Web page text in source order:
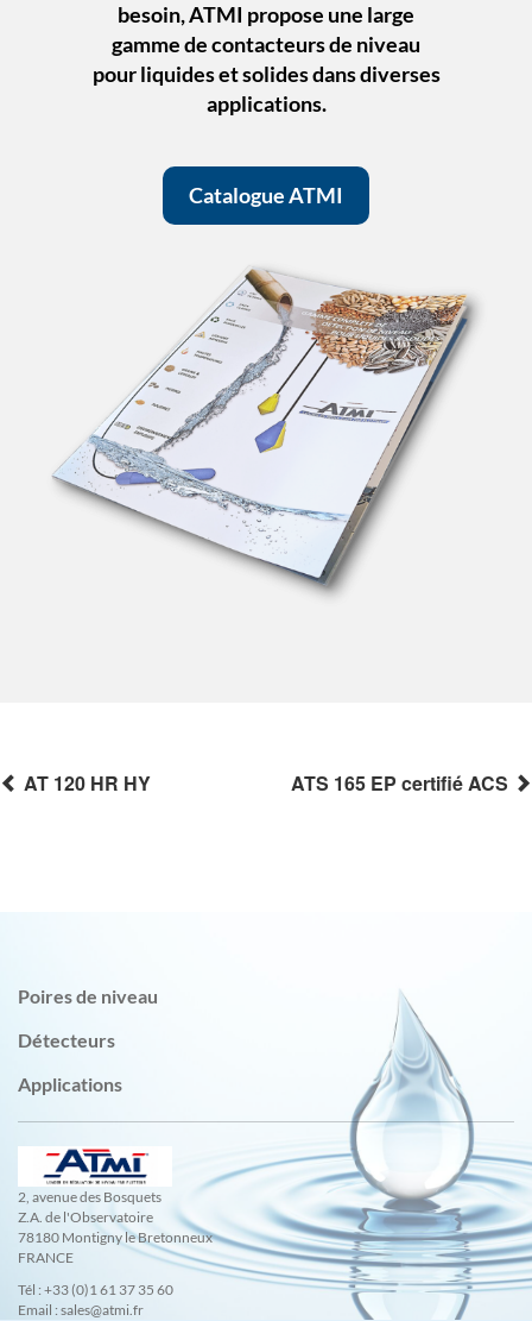
besoin, ATMI propose une large
gamme de contacteurs de niveau
pour liquides et solides dans diverses
applications.
Catalogue ATMI
AT 120 HR HY ATS 165 EP certifié ACS
Poires de niveau
Détecteurs
Applications
2, avenue des Bosquets
Z.A. de l'Observatoire
78180 Montigny le Bretonneux
FRANCE
Tél : +33 (0)1 61 37 35 60
Email : sales@atmi.fr